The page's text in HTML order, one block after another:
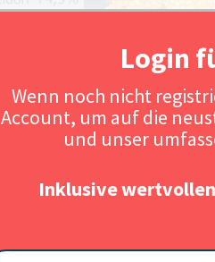
Login
Wenn noch nicht
Account, um auf die
und unser
Inklusive